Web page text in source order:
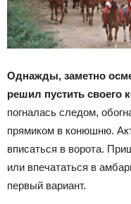
Однажды, заметно
решил пустить своего
погналась следом,
прямиком в конюшню.
вписаться в ворота.
или впечататься в
первый вариант.